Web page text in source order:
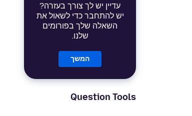
עדיין יש לך צורך בעזרה?
יש להתחבר כדי לשאול את
השאלה שלך בפורומים
שלנו.
המשך
Question Tools